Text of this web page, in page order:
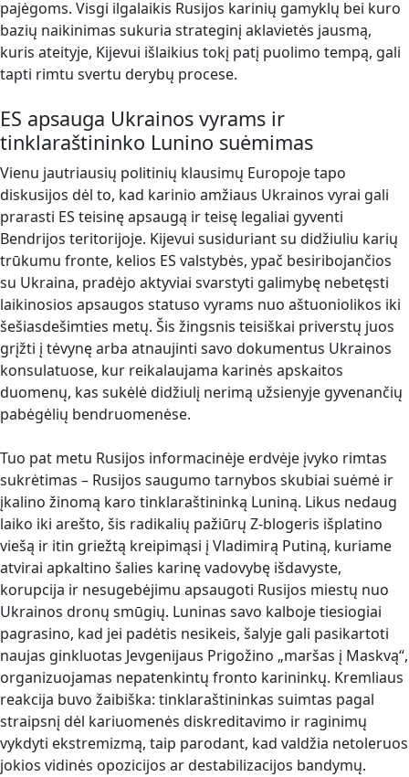
pajėgoms. Visgi ilgalaikis Rusijos karinių gamyklų bei kuro
bazių naikinimas sukuria strateginį aklavietės jausmą,
kuris ateityje, Kijevui išlaikius tokį patį puolimo tempą, gali
tapti rimtu svertu derybų procese.
ES apsauga Ukrainos vyrams ir
tinklaraštininko Lunino suėmimas
Vienu jautriausių politinių klausimų Europoje tapo
diskusijos dėl to, kad karinio amžiaus Ukrainos vyrai gali
prarasti ES teisinę apsaugą ir teisę legaliai gyventi
Bendrijos teritorijoje. Kijevui susiduriant su didžiuliu karių
trūkumu fronte, kelios ES valstybės, ypač besiribojančios
su Ukraina, pradėjo aktyviai svarstyti galimybę nebetęsti
laikinosios apsaugos statuso vyrams nuo aštuoniolikos iki
šešiasdešimties metų. Šis žingsnis teisiškai priverstų juos
grįžti į tėvynę arba atnaujinti savo dokumentus Ukrainos
konsulatuose, kur reikalaujama karinės apskaitos
duomenų, kas sukėlė didžiulį nerimą užsienyje gyvenančių
pabėgėlių bendruomenėse.
Tuo pat metu Rusijos informacinėje erdvėje įvyko rimtas
sukrėtimas – Rusijos saugumo tarnybos skubiai suėmė ir
įkalino žinomą karo tinklaraštininką Luniną. Likus nedaug
laiko iki arešto, šis radikalių pažiūrų Z-blogeris išplatino
viešą ir itin griežtą kreipimąsi į Vladimirą Putiną, kuriame
atvirai apkaltino šalies karinę vadovybę išdavyste,
korupcija ir nesugebėjimu apsaugoti Rusijos miestų nuo
Ukrainos dronų smūgių. Luninas savo kalboje tiesiogiai
pagrasino, kad jei padėtis nesikeis, šalyje gali pasikartoti
naujas ginkluotas Jevgenijaus Prigožino „maršas į Maskvą“,
organizuojamas nepatenkintų fronto karininkų. Kremliaus
reakcija buvo žaibiška: tinklaraštininkas suimtas pagal
straipsnį dėl kariuomenės diskreditavimo ir raginimų
vykdyti ekstremizmą, taip parodant, kad valdžia netoleruos
jokios vidinės opozicijos ar destabilizacijos bandymų.